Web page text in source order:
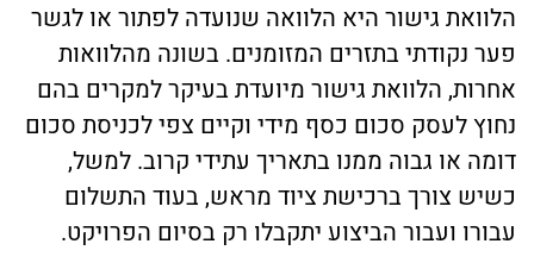
הלוואת גישור היא הלוואה שנועדה לפתור או לגשר
פער נקודתי בתזרים המזומנים. בשונה מהלוואות
אחרות, הלוואת גישור מיועדת בעיקר למקרים בהם
נחוץ לעסק סכום כסף מידי וקיים צפי לכניסת סכום
דומה או גבוה ממנו בתאריך עתידי קרוב. למשל,
כשיש צורך ברכישת ציוד מראש, בעוד התשלום
עבורו ועבור הביצוע יתקבלו רק בסיום הפרויקט.